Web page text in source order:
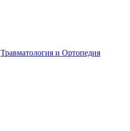
Травматология и Ортопедия